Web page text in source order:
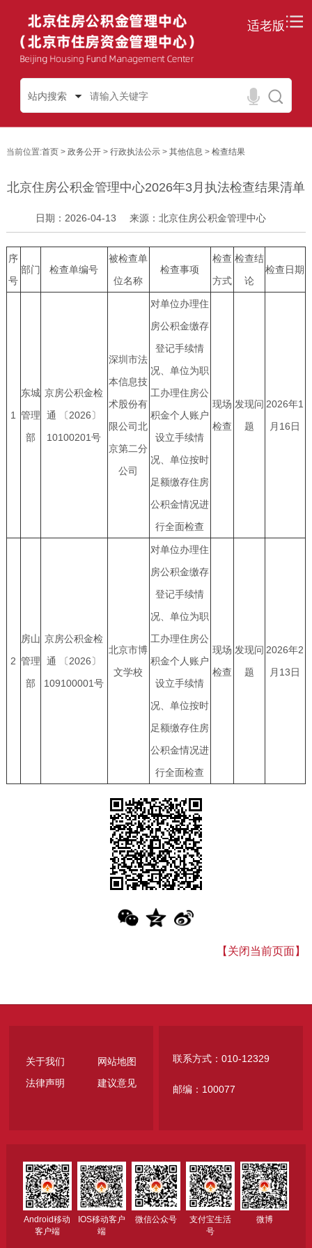
适老版
站内搜索
当前位置:首页> 政务公开> 行政执法公示> 其他信息 > 检查结果
北京住房公积金管理中心2026年3月执法检查结果清单
日期：2026-04-13 来源：北京住房公积金管理中心
序
号
部门 检查单编号
被检查单
位名称
检查事项
检查
方式
检查结
论
检查日期
1
东城
管理
部
京房公积金检
通 〔2026〕
10100201号
深圳市法
本信息技
术股份有
限公司北
京第二分
公司
对单位办理住
房公积金缴存
登记手续情
况、单位为职
工办理住房公
积金个人账户
设立手续情
况、单位按时
足额缴存住房
公积金情况进
行全面检查
现场
检查
发现问
题
2026年1
月16日
2
房山
管理
部
京房公积金检
通 〔2026〕
109100001号
北京市博
文学校
对单位办理住
房公积金缴存
登记手续情
况、单位为职
工办理住房公
积金个人账户
设立手续情
况、单位按时
足额缴存住房
公积金情况进
行全面检查
现场
检查
发现问
题
2026年2
月13日
【关闭当前页面】
关于我们
网站地图
法律声明
建议意见
联系方式：010-12329
邮编：100077
Android移动
客户端
IOS移动客户
端
微信公众号
支付宝生活
号
微博